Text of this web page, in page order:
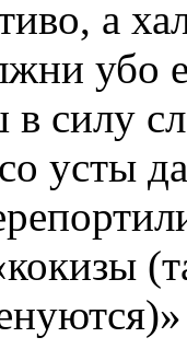
a
убо
силу
усты